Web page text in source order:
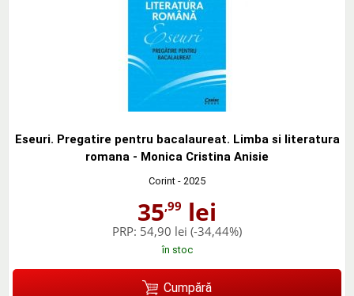
Eseuri. Pregatire pentru bacalaureat. Limba si literatura
romana - Monica Cristina Anisie
Corint - 2025
35,99 lei
PRP: 54,90 lei (-34,44%)
în stoc
Cumpără